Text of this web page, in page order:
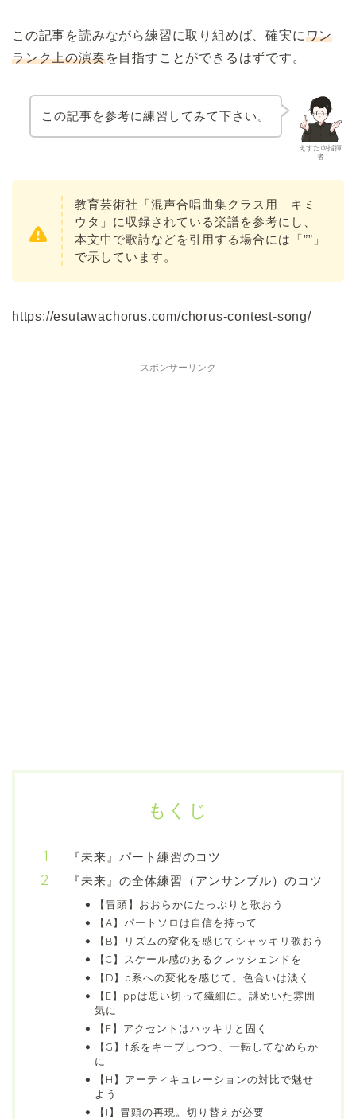
この記事を読みながら練習に取り組めば、確実にワン
ランク上の演奏を目指すことができるはずです。
えすた＠指揮
者
この記事を参考に練習してみて下さい。
教育芸術社「混声合唱曲集クラス用 キミ
ウタ」に収録されている楽譜を参考にし、
本文中で歌詩などを引用する場合には「””」
で示しています。
https://esutawachorus.com/chorus-contest-song/
スポンサーリンク
もくじ
『未来』パート練習のコツ
『未来』の全体練習（アンサンブル）のコツ
【冒頭】おおらかにたっぷりと歌おう
【A】パートソロは自信を持って
【B】リズムの変化を感じてシャッキリ歌おう
【C】スケール感のあるクレッシェンドを
【D】p系への変化を感じて。色合いは淡く
【E】ppは思い切って繊細に。謎めいた雰囲
気に
【F】アクセントはハッキリと固く
【G】f系をキープしつつ、一転してなめらか
に
【H】アーティキュレーションの対比で魅せ
よう
【I】冒頭の再現。切り替えが必要